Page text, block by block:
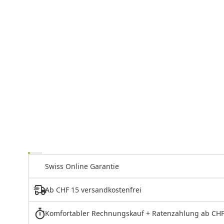
Swiss Online Garantie
Ab CHF 15 versandkostenfrei
Komfortabler Rechnungskauf + Ratenzahlung ab